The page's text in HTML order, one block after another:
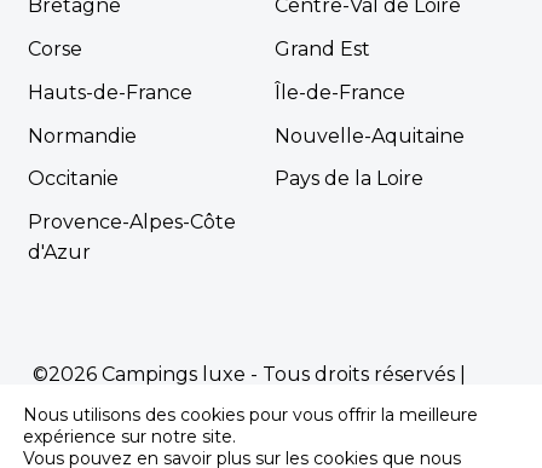
Bretagne
Centre-Val de Loire
Corse
Grand Est
Hauts-de-France
Île-de-France
Normandie
Nouvelle-Aquitaine
Occitanie
Pays de la Loire
Provence-Alpes-Côte
d'Azur
©2026 Campings luxe - Tous droits réservés |
Propulsé parPremière.Page
Nous utilisons des cookies pour vous offrir la meilleure
expérience sur notre site.
Vous pouvez en savoir plus sur les cookies que nous